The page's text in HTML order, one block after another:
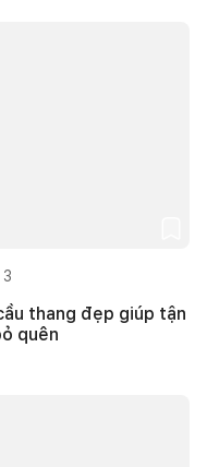
3
thang đẹp giúp tận
quên